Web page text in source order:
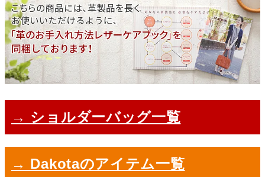
→ ショルダーバッグ一覧
→ Dakotaのアイテム一覧